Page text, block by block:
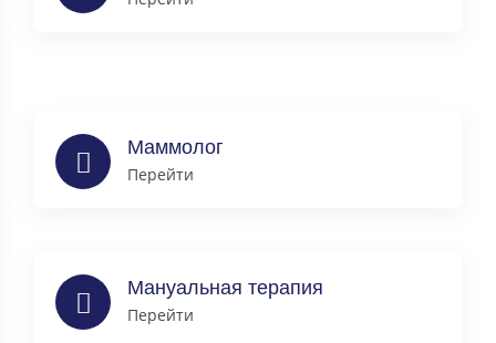
Маммолог
Перейти
Мануальная терапия
Перейти